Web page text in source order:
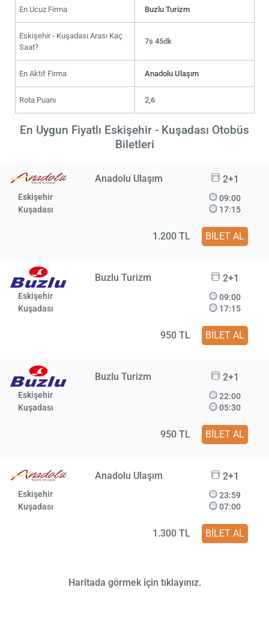
En Ucuz Firma Buzlu Turizm
Eskişehir - Kuşadası Arası Kaç
Saat?
7s 45dk
En Aktif Firma Anadolu Ulaşım
Rota Puanı 2,6
En Uygun Fiyatlı Eskişehir - Kuşadası Otobüs
Biletleri
Anadolu Ulaşım 2+1
Eskişehir
Kuşadası
09:00
17:15
1.200 TL BİLET AL
Buzlu Turizm 2+1
Eskişehir
Kuşadası
09:00
17:15
950 TL BİLET AL
Buzlu Turizm 2+1
Eskişehir
Kuşadası
22:00
05:30
950 TL BİLET AL
Anadolu Ulaşım 2+1
Eskişehir
Kuşadası
23:59
07:00
1.300 TL BİLET AL
Haritada görmek için tıklayınız.